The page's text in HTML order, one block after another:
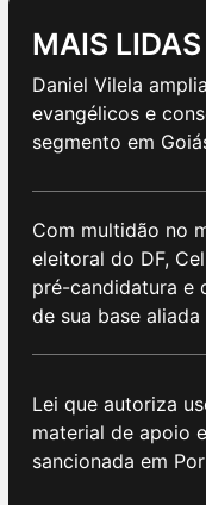
MAIS LIDAS
Daniel Vilela
evangélicos e
segmento em
Com multidão no
eleitoral do DF,
pré-candidatura e
de sua base aliada
Lei que autoriza
material de apoio
sancionada em